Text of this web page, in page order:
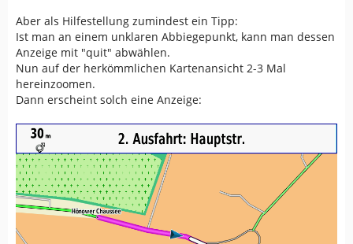
Aber als Hilfestellung zumindest ein Tipp:
Ist man an einem unklaren Abbiegepunkt, kann man dessen
Anzeige mit "quit" abwählen.
Nun auf der herkömmlichen Kartenansicht 2-3 Mal
hereinzoomen.
Dann erscheint solch eine Anzeige: